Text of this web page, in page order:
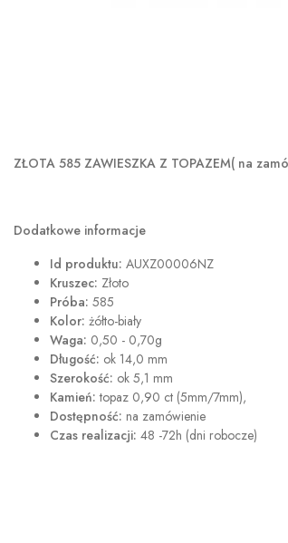
ZŁOTA 585 ZAWIESZKA Z TOPAZEM( na
Dodatkowe informacje
Id produktu: AUXZ00006NZ
Kruszec: Złoto
Próba: 585
Kolor: żółto-biały
Waga: 0,50 - 0,70g
Długość: ok 14,0 mm
Szerokość: ok 5,1 mm
Kamień: topaz 0,90 ct (5mm/7mm),
Dostępność: na zamówienie
Czas realizacji: 48 -72h (dni robocze)